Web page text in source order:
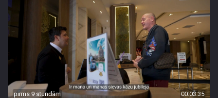
pirms 9 stundām 00:03:35